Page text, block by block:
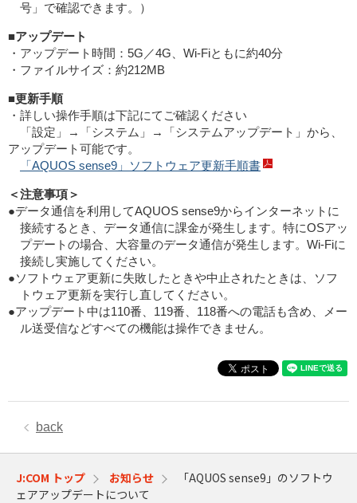
号」で確認できます。）
■アップデート
・アップデート時間：5G／4G、Wi-Fiともに約40分
・ファイルサイズ：約212MB
■更新手順
・詳しい操作手順は下記にてご確認ください
「設定」→「システム」→「システムアップデート」から、
アップデート可能です。
「AQUOS sense9」ソフトウェア更新手順書
＜注意事項＞
●データ通信を利用してAQUOS sense9からインターネットに
接続するとき、データ通信に課金が発生します。特にOSアッ
プデートの場合、大容量のデータ通信が発生します。Wi-Fiに
接続し実施してください。
●ソフトウェア更新に失敗したときや中止されたときは、ソフ
トウェア更新を実行し直してください。
●アップデート中は110番、119番、118番への電話も含め、メー
ル送受信などすべての機能は操作できません。
back
J:COM トップ お知らせ
「AQUOS sense9」のソフトウ
ェアアップデートについて